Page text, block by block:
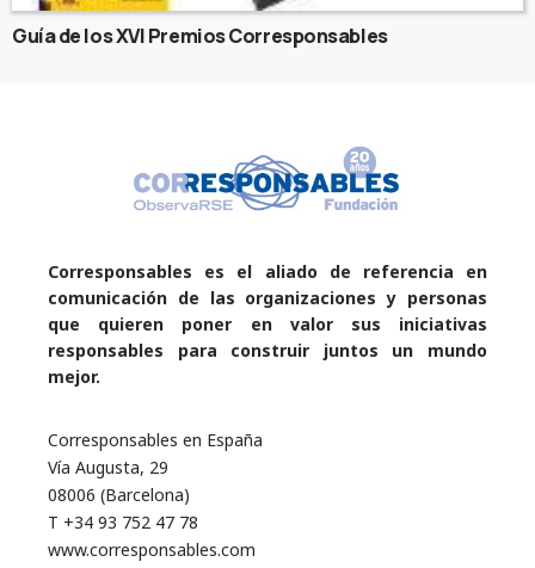
Guía de los XVI Premios Corresponsables
Corresponsables es el aliado de referencia en
comunicación de las organizaciones y personas
que quieren poner en valor sus iniciativas
responsables para construir juntos un mundo
mejor.
Corresponsables en España
Vía Augusta, 29
08006 (Barcelona)
T +34 93 752 47 78
www.corresponsables.com